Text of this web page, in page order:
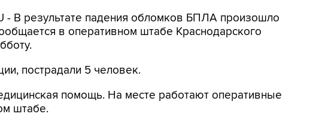
- В результате падения обломков БПЛА произошло
в оперативном штабе Краснодарского
пострадали 5 человек.
помощь. На месте работают оперативные
штабе.